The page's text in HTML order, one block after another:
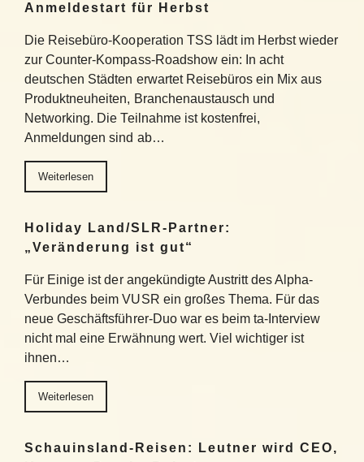
Anmeldestart für Herbst
Die Reisebüro-Kooperation TSS lädt im Herbst wieder
zur Counter-Kompass-Roadshow ein: In acht
deutschen Städten erwartet Reisebüros ein Mix aus
Produktneuheiten, Branchenaustausch und
Networking. Die Teilnahme ist kostenfrei,
Anmeldungen sind ab…
Weiterlesen
Holiday Land/SLR-Partner:
„Veränderung ist gut“
Für Einige ist der angekündigte Austritt des Alpha-
Verbundes beim VUSR ein großes Thema. Für das
neue Geschäftsführer-Duo war es beim ta-Interview
nicht mal eine Erwähnung wert. Viel wichtiger ist
ihnen…
Weiterlesen
Schauinsland-Reisen: Leutner wird CEO,